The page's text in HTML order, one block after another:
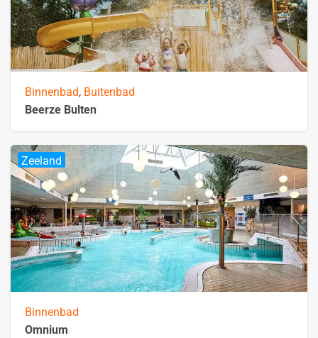
Binnenbad, Buitenbad
Beerze Bulten
Zeeland
Binnenbad
Omnium